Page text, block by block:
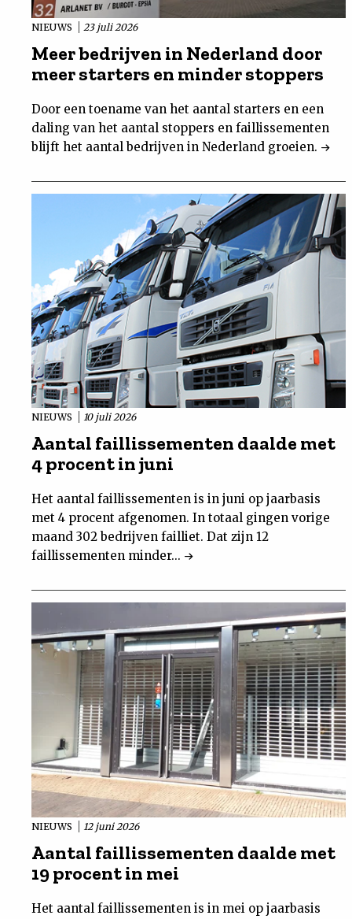
NIEUWS 23 juli 2026
Meer bedrijven in Nederland door
meer starters en minder stoppers
Door een toename van het aantal starters en een
daling van het aantal stoppers en faillissementen
blijft het aantal bedrijven in Nederland groeien.
NIEUWS 10 juli 2026
Aantal faillissementen daalde met
4 procent in juni
Het aantal faillissementen is in juni op jaarbasis
met 4 procent afgenomen. In totaal gingen vorige
maand 302 bedrijven failliet. Dat zijn 12
faillissementen minder...
NIEUWS 12 juni 2026
Aantal faillissementen daalde met
19 procent in mei
Het aantal faillissementen is in mei op jaarbasis